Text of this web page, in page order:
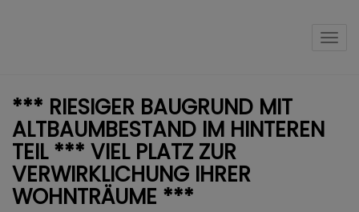
*** RIESIGER BAUGRUND MIT
ALTBAUMBESTAND IM HINTEREN
TEIL *** VIEL PLATZ ZUR
VERWIRKLICHUNG IHRER
WOHNTRÄUME ***